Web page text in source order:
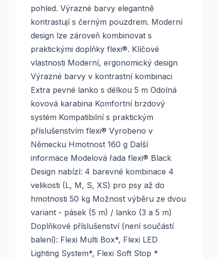
pohled. Výrazné barvy elegantně
kontrastují s černým pouzdrem. Moderní
design lze zároveň kombinovat s
praktickými doplňky flexi®. Klíčové
vlastnosti Moderní, ergonomický design
Výrazné barvy v kontrastní kombinaci
Extra pevné lanko s délkou 5 m Odolná
kovová karabina Komfortní brzdový
systém Kompatibilní s praktickým
příslušenstvím flexi® Vyrobeno v
Německu Hmotnost 160 g Další
informace Modelová řada flexi® Black
Design nabízí: 4 barevné kombinace 4
velikosti (L, M, S, XS) pro psy až do
hmotnosti 50 kg Možnost výběru ze dvou
variant - pásek (5 m) / lanko (3 a 5 m)
Doplňkové příslušenství (není součástí
balení): Flexi Multi Box*, Flexi LED
Lighting System*, Flexi Soft Stop *